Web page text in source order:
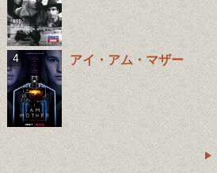
アイ・アム・マザー